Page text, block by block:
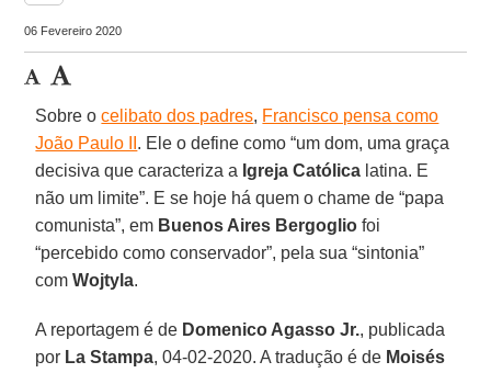
06 Fevereiro 2020
Sobre ocelibato dos padres, Francisco pensa como
João Paulo II . Ele o define como “um dom, uma graça
decisiva que caracteriza a Igreja Católica latina. E
não um limite”. E se hoje há quem o chame de “papa
comunista”, em Buenos Aires Bergoglio foi
“percebido como conservador”, pela sua “sintonia”
comWojtyla.
A reportagem é de Domenico Agasso Jr., publicada
por La Stampa, 04-02-2020. A tradução é de Moisés